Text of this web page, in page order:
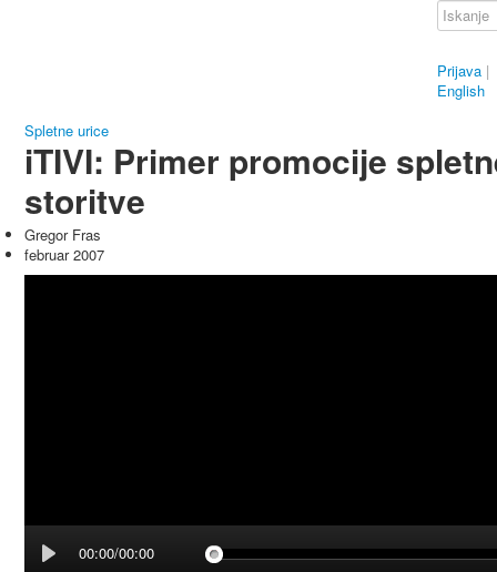
Prijava |
English
Spletne urice
iTIVI: Primer promocije
storitve
Gregor Fras
februar 2007
00:00/00:00